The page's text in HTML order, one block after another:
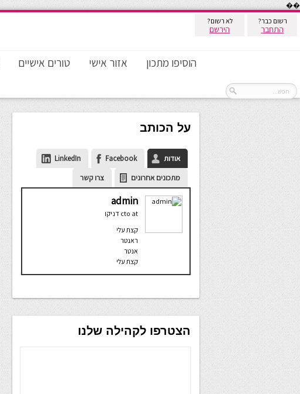
��
רשום כבר?
התחבר
לא רשום?
הירשם
הוסיפו מתכון אזור אישי טורים אישיים
על הכותב
אודות Facebook
LinkedIn
מתכונים אחרונים
צרו קשר
admin
cto at
דניקו
קצת עלי
ראנטר
אנטר
קצת עלי
הצטרפו לקהילה שלנו